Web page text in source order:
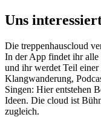
Uns
Die treppenhauscloud
In der App findet ihr
und ihr werdet Teil
Klangwanderung,
Singen: Hier entstehen
Ideen. Die cloud ist
zugleich.